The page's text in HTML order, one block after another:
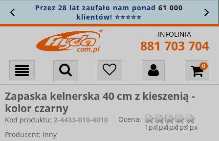
Przez 28 lat zaufało nam ponad61 000
klientów! ⭐⭐⭐⭐⭐
INFOLINIA
881 703 704
Zapaska kelnerska 40 cm z kieszenią -
kolor czarny
Kod produktu: 2-4433-010-4010
Ocena:
Producent: Inny